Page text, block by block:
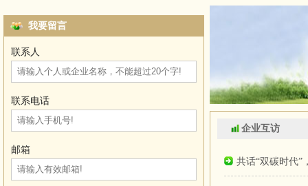
我要留言
联系人
联系电话
邮箱
企业互访
共话“双碳时代”